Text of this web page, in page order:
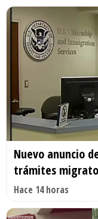
Nuevo anuncio
trámites
Hace 14 horas